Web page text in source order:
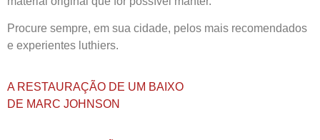
Procure sempre, em sua cidade, pelos mais recomendados
e experientes luthiers.
A RESTAURAÇÃO DE UM BAIXO
DE MARC JOHNSON